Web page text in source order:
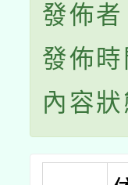
發佈
發佈
內容